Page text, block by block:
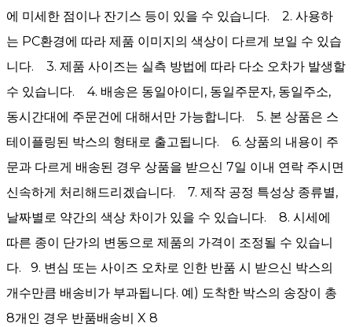
에 미세한 점이나 잔기스 등이 있을 수 있습니다. 2. 사용하
는 PC환경에 따라 제품 이미지의 색상이 다르게 보일 수 있습
니다. 3. 제품 사이즈는 실측 방법에 따라 다소 오차가 발생할
수 있습니다. 4. 배송은 동일아이디, 동일주문자, 동일주소,
동시간대에 주문건에 대해서만 가능합니다. 5. 본 상품은 스
테이플링된 박스의 형태로 출고됩니다. 6. 상품의 내용이 주
문과 다르게 배송된 경우 상품을 받으신 7일 이내 연락 주시면
신속하게 처리해드리겠습니다. 7. 제작 공정 특성상 종류별,
날짜별로 약간의 색상 차이가 있을 수 있습니다. 8. 시세에
따른 종이 단가의 변동으로 제품의 가격이 조정될 수 있습니
다. 9. 변심 또는 사이즈 오차로 인한 반품 시 받으신 박스의
개수만큼 배송비가 부과됩니다. 예) 도착한 박스의 송장이 총
8개인 경우 반품배송비 X 8